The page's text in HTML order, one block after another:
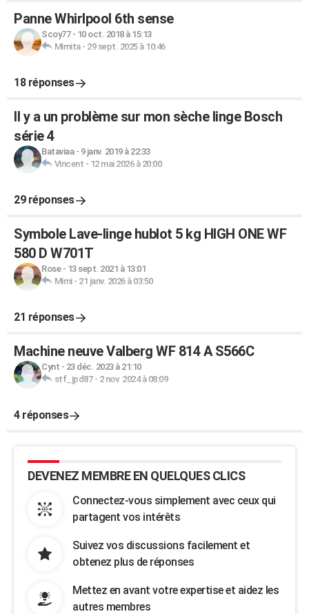
Panne Whirlpool 6th sense
Scoy77- 10 oct. 2018 à 15:13
Mimita- 29 sept. 2025 à 10:46
18 réponses
Il y a un problème sur mon sèche linge Bosch
série 4
Bataviaa- 9 janv. 2019 à 22:33
Vincent - 12 mai 2026 à 20:00
29 réponses
Symbole Lave-linge hublot 5 kg HIGH ONE WF
580 D W701T
Rose- 13 sept. 2021 à 13:01
Mimi- 21 janv. 2026 à 03:50
21 réponses
Machine neuve Valberg WF 814 A S566C
Cynt - 23 déc. 2023 à 21:10
stf_jpd87- 2 nov. 2024 à 08:09
4 réponses
DEVENEZ MEMBRE EN QUELQUES CLICS
Connectez-vous simplement avec ceux qui
partagent vos intérêts
Suivez vos discussions facilement et
obtenez plus de réponses
Mettez en avant votre expertise et aidez les
autres membres